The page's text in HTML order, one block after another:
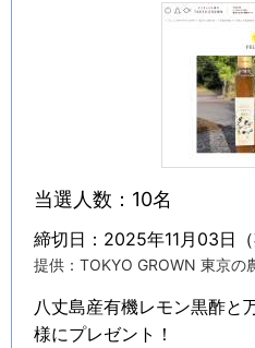
当選人数：10名
締切日：2025年11月03日（
提供：TOKYO GROWN 東京の
八丈島産有機レモン黒酢と
様にプレゼント！